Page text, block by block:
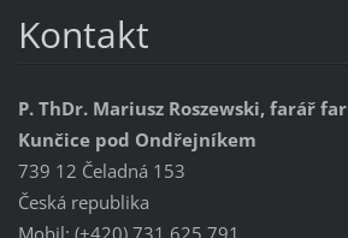
Kontakt
P. ThDr. Mariusz Roszewski, farář
Kunčice pod Ondřejníkem
739 12 Čeladná 153
Česká republika
Mobil: (+420) 731 625 791